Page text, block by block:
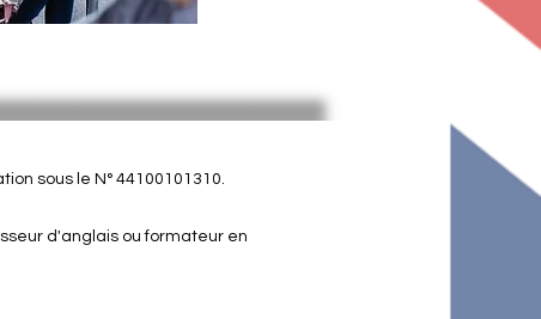
sous le N° 44100101310.
d'anglais ou formateur en